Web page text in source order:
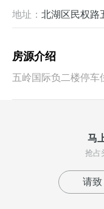
地址： 北湖区民权路
房源介绍
五岭国际负二楼停车
马
抢占
请致